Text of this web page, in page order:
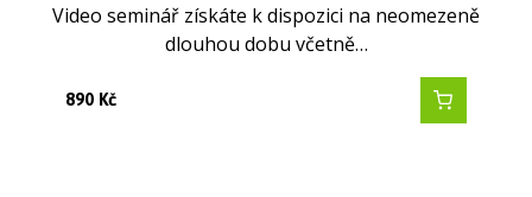
Video seminář získáte k dispozici na neomezeně
dlouhou dobu včetně…
890Kč